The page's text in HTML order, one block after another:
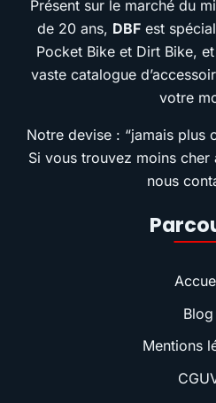
Présent sur le marché du
de 20 ans, DBF est
Pocket Bike et Dirt Bike,
vaste catalogue
votre
Notre devise : “jamais plus
Si vous trouvez moins cher
nous
Blog
Mentions